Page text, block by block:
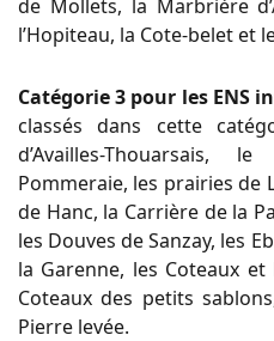
de Mollets, la Marbrière
l’Hopiteau, la Cote-belet et
Catégorie 3 pour les ENS
classés dans cette
d’Availles-Thouarsais,
Pommeraie, les prairies de
de Hanc, la Carrière de la
les Douves de Sanzay, les
la Garenne, les Coteaux
Coteaux des petits
Pierre levée.